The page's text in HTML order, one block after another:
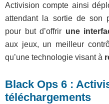
Activision compte ainsi
attendant la sortie de son
pour but d’offrir une
aux jeux, un meilleur
qu’une technologie visant à
Black Ops 6 :
téléchargements